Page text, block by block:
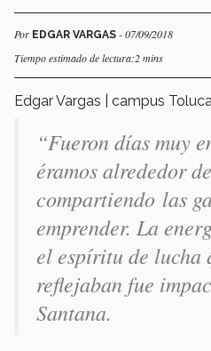
Por EDGAR VARGAS - 07/09/2018
Tiempo estimado de lectura:2 mins
Edgar Vargas | campus Toluca
“Fueron días muy
éramos alrededor
compartiendo las
emprender. La
el espíritu de lucha
reflejaban fue
Santana.